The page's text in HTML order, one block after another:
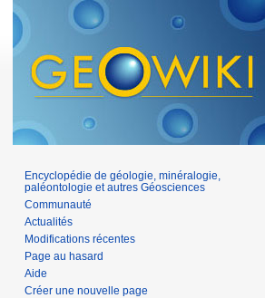
Encyclopédie de géologie, minéralogie,
paléontologie et autres Géosciences
Communauté
Actualités
Modifications récentes
Page au hasard
Aide
Créer une nouvelle page